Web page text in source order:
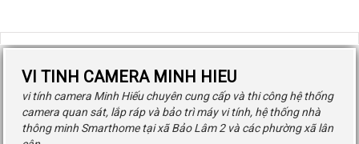
VI TINH CAMERA MINH HIEU
vi tính camera Minh Hiếu chuyên cung cấp và thi công hệ thống
camera quan sát, lắp ráp và bảo trì máy vi tính, hệ thống nhà
thông minh Smarthome tại xã Bảo Lâm 2 và các phường xã lân